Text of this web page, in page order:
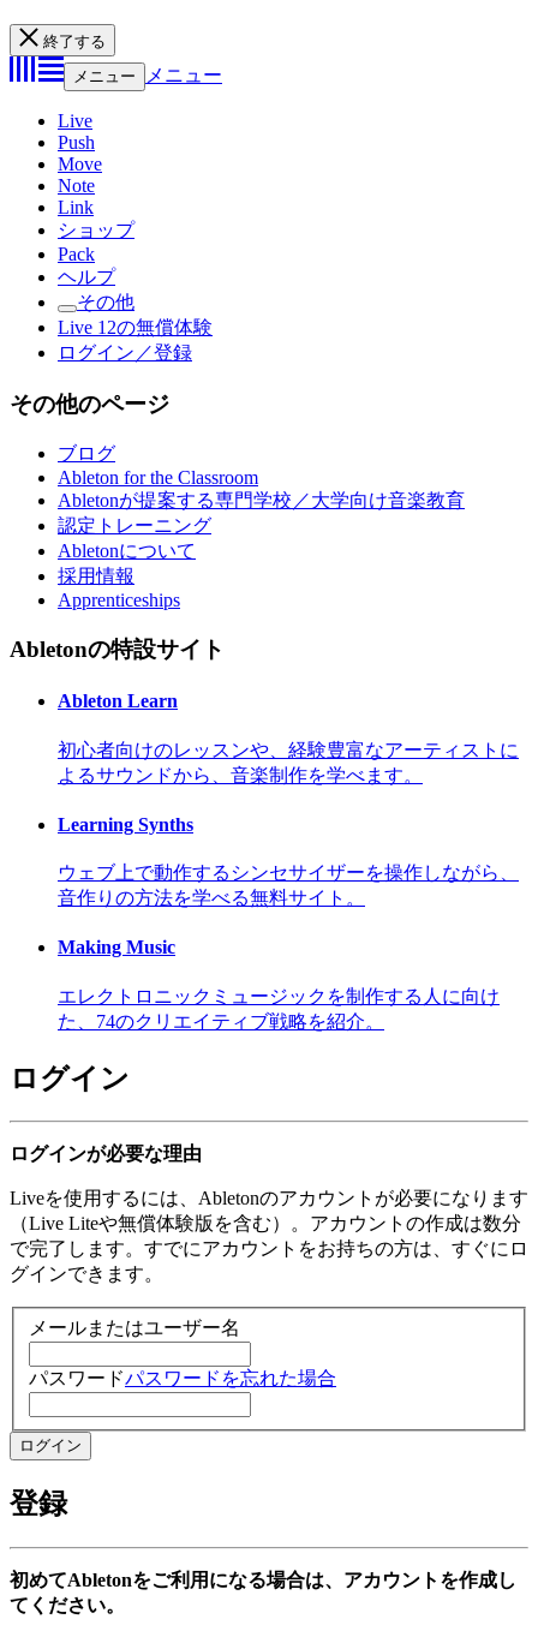
終了する
メニュー
メニュー
Live
Push
Move
Note
Link
ショップ
Pack
ヘルプ
その他
Live 12の無償体験
ログイン／登録
その他のページ
ブログ
Ableton for the Classroom
Abletonが提案する専門学校／大学向け音楽教育
認定トレーニング
Abletonについて
採用情報
Apprenticeships
Abletonの特設サイト
Ableton Learn
初心者向けのレッスンや、経験豊富なアーティストに
よるサウンドから、音楽制作を学べます。
Learning Synths
ウェブ上で動作するシンセサイザーを操作しながら、
音作りの方法を学べる無料サイト。
Making Music
エレクトロニックミュージックを制作する人に向け
た、74のクリエイティブ戦略を紹介。
ログイン
ログインが必要な理由
Liveを使用するには、Abletonのアカウントが必要になります
（Live Liteや無償体験版を含む）。アカウントの作成は数分
で完了します。すでにアカウントをお持ちの方は、すぐにロ
グインできます。
メールまたはユーザー名
パスワードパスワードを忘れた場合
登録
初めてAbletonをご利用になる場合は、アカウントを作成し
てください。